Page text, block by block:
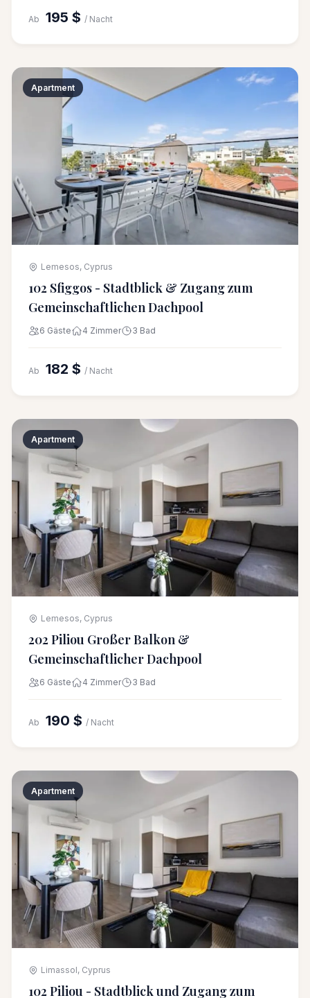
Ab 195 $ / Nacht
Apartment
Lemesos, Cyprus
102 Sfiggos - Stadtblick & Zugang zum
Gemeinschaftlichen Dachpool
6 Gäste 4 Zimmer 3 Bad
Ab 182 $ / Nacht
Apartment
Lemesos, Cyprus
202 Piliou Großer Balkon &
Gemeinschaftlicher Dachpool
6 Gäste 4 Zimmer 3 Bad
Ab 190 $ / Nacht
Apartment
Limassol, Cyprus
102 Piliou - Stadtblick und Zugang zum